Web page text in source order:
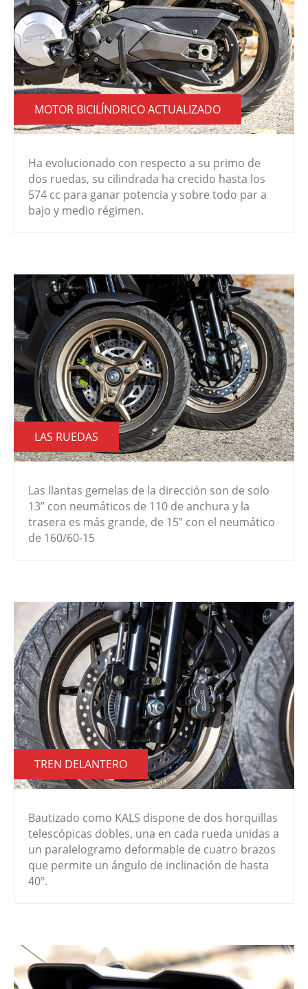
MOTOR BICILÍNDRICO ACTUALIZADO
Ha evolucionado con respecto a su primo de
dos ruedas, su cilindrada ha crecido hasta los
574 cc para ganar potencia y sobre todo par a
bajo y medio régimen.
LAS RUEDAS
Las llantas gemelas de la dirección son de solo
13” con neumáticos de 110 de anchura y la
trasera es más grande, de 15” con el neumático
de 160/60-15
TREN DELANTERO
Bautizado como KALS dispone de dos horquillas
telescópicas dobles, una en cada rueda unidas a
un paralelogramo deformable de cuatro brazos
que permite un ángulo de inclinación de hasta
40º.